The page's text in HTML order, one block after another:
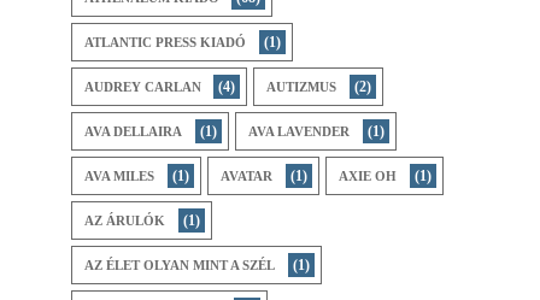
ATLANTIC PRESS KIADÓ (1)
AUDREY CARLAN (4) AUTIZMUS (2)
AVA DELLAIRA (1) AVA LAVENDER (1)
AVA MILES (1) AVATAR (1) AXIE OH (1)
AZ ​ÁRULÓK (1)
AZ ÉLET OLYAN MINT A SZÉL (1)